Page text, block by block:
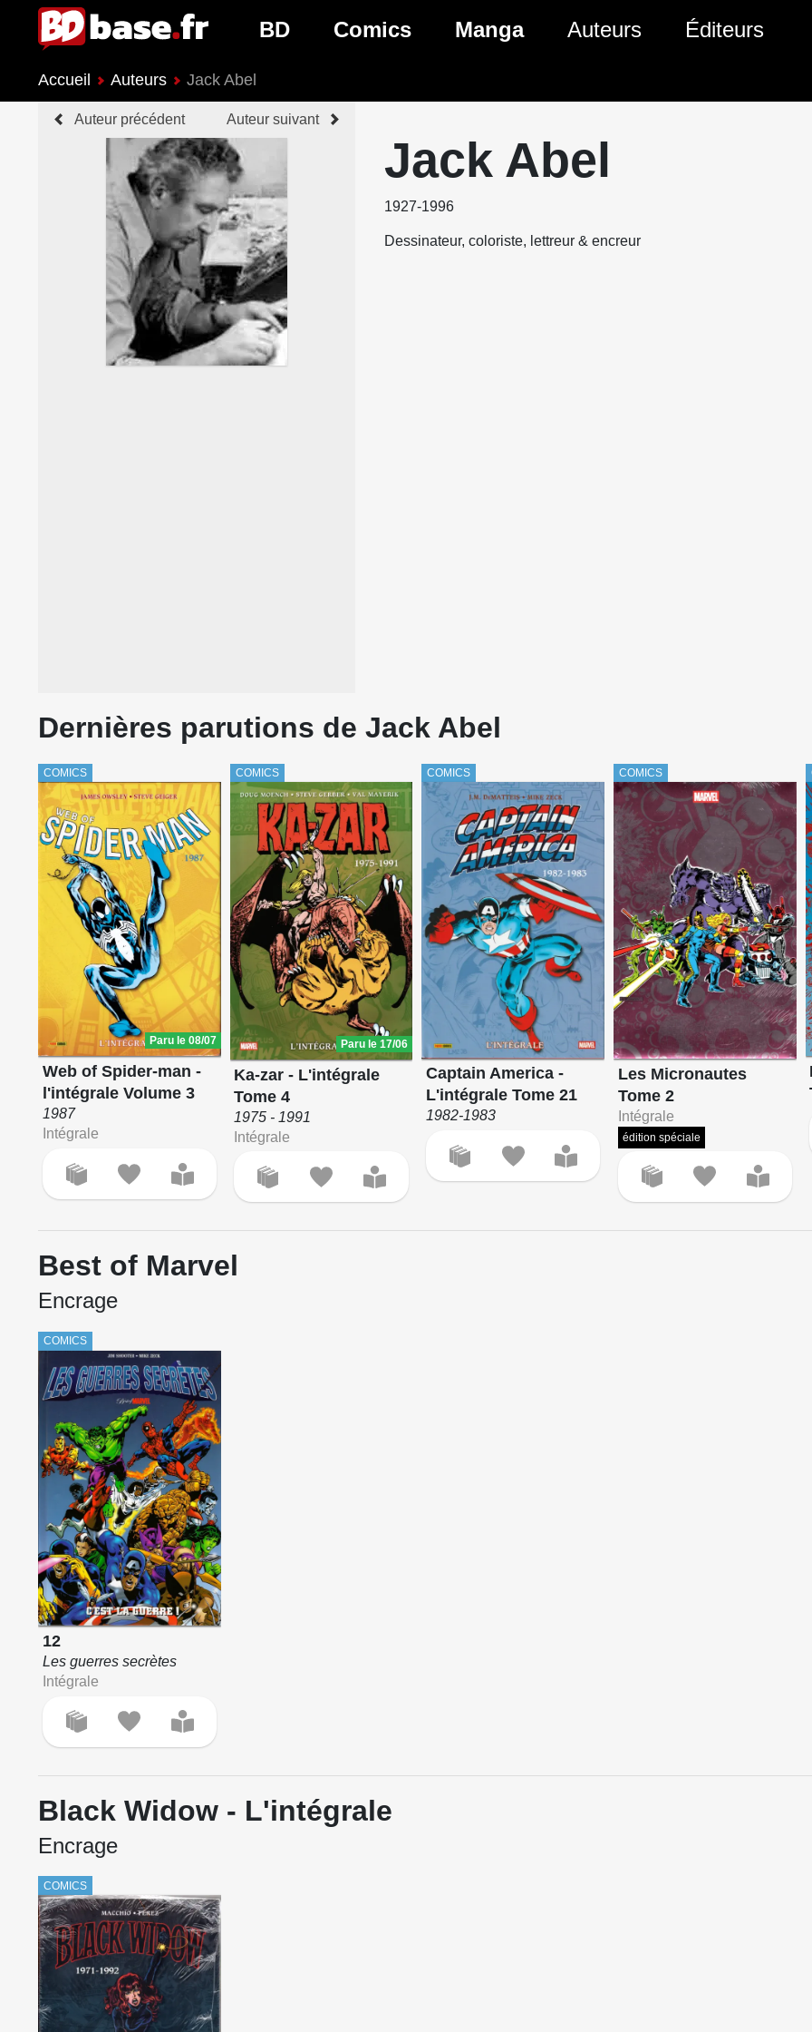
BD
Prochaines sorties BD
Comics
Genres Comics
Manga
Genres Manga
Auteurs Éditeurs
Accueil Auteurs Jack Abel
Auteur précédent Auteur suivant
Jack Abel
1927-1996
Dessinateur, coloriste, lettreur & encreur
Dernières parutions de Jack Abel
COMICS
Paru le 08/07
Web of Spider-man -
l'intégrale Volume 3
1987
Intégrale
COMICS
Paru le 17/06
Ka-zar - L'intégrale
Tome 4
1975 - 1991
Intégrale
COMICS
Captain America -
L'intégrale Tome 21
1982-1983
COMICS
Les Micronautes
Tome 2
Intégrale
édition spéciale
Best of Marvel
Encrage
COMICS
12
Les guerres secrètes
Intégrale
Black Widow - L'intégrale
Encrage
COMICS